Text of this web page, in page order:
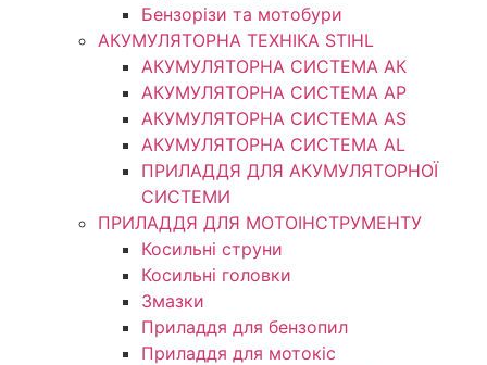
Бензорізи та мотобури
АКУМУЛЯТОРНА ТЕХНІКА STIHL
АКУМУЛЯТОРНА СИСТЕМА АК
АКУМУЛЯТОРНА СИСТЕМА АР
АКУМУЛЯТОРНА СИСТЕМА AS
АКУМУЛЯТОРНА СИСТЕМА AL
ПРИЛАДДЯ ДЛЯ АКУМУЛЯТОРНОЇ
СИСТЕМИ
ПРИЛАДДЯ ДЛЯ МОТОІНСТРУМЕНТУ
Косильні струни
Косильні головки
Змазки
Приладдя для бензопил
Приладдя для мотокіс